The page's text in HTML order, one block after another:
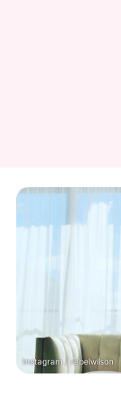
Instagram / rebelwilson